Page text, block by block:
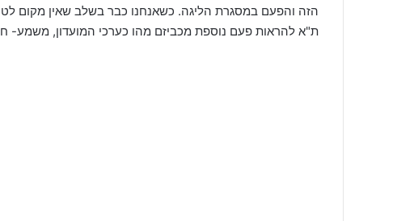
הזה והפעם במסגרת הליגה. כשאנחנו כבר בשלב שאין מקום
ת"א להראות פעם נוספת מכביזם מהו כערכי המועדון, משמע-